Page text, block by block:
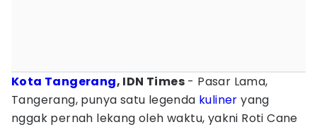
Kota Tangerang, IDN Times - Pasar Lama,
Tangerang, punya satu legenda kuliner yang
nggak pernah lekang oleh waktu, yakni Roti Cane